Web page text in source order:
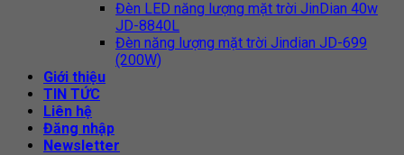
Đèn LED năng lượng mặt trời JinDian 40w
JD-8840L
Đèn năng lượng mặt trời Jindian JD-699
(200W)
Giới thiệu
TIN TỨC
Liên hệ
Đăng nhập
Newsletter